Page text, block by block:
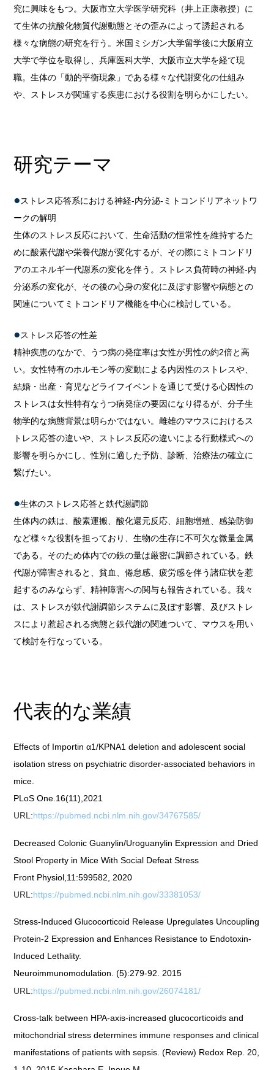
究に興味をもつ。大阪市立大学医学研究科（井上正康教授）に
て生体の抗酸化物質代謝動態とその歪みによって誘起される
様々な病態の研究を行う。米国ミシガン大学留学後に大阪府立
大学で学位を取得し、兵庫医科大学、大阪市立大学を経て現
職。生体の「動的平衡現象」である様々な代謝変化の仕組み
や、ストレスが関連する疾患における役割を明らかにしたい。
研究テーマ
ストレス応答系における神経-内分泌-ミトコンドリアネットワ
ークの解明
生体のストレス反応において、生命活動の恒常性を維持するた
めに酸素代謝や栄養代謝が変化するが、その際にミトコンドリ
アのエネルギー代謝系の変化を伴う。ストレス負荷時の神経-内
分泌系の変化が、その後の心身の変化に及ぼす影響や病態との
関連についてミトコンドリア機能を中心に検討している。
ストレス応答の性差
精神疾患のなかで、うつ病の発症率は女性が男性の約2倍と高
い。女性特有のホルモン等の変動による内因性のストレスや、
結婚・出産・育児などライフイベントを通じて受ける心因性の
ストレスは女性特有なうつ病発症の要因になり得るが、分子生
物学的な病態背景は明らかではない。雌雄のマウスにおけるス
トレス応答の違いや、ストレス反応の違いによる行動様式への
影響を明らかにし、性別に適した予防、診断、治療法の確立に
繋げたい。
生体のストレス応答と鉄代謝調節
生体内の鉄は、酸素運搬、酸化還元反応、細胞増殖、感染防御
など様々な役割を担っており、生物の生存に不可欠な微量金属
である。そのため体内での鉄の量は厳密に調節されている。鉄
代謝が障害されると、貧血、倦怠感、疲労感を伴う諸症状を惹
起するのみならず、精神障害への関与も報告されている。我々
は、ストレスが鉄代謝調節システムに及ぼす影響、及びストレ
スにより惹起される病態と鉄代謝の関連ついて、マウスを用い
て検討を行なっている。
代表的な業績
Effects of Importin α1/KPNA1 deletion and adolescent social
isolation stress on psychiatric disorder-associated behaviors in
mice.
PLoS One.16(11),2021
URL:https://pubmed.ncbi.nlm.nih.gov/34767585/
Decreased Colonic Guanylin/Uroguanylin Expression and Dried
Stool Property in Mice With Social Defeat Stress
Front Physiol,11:599582, 2020
URL:https://pubmed.ncbi.nlm.nih.gov/33381053/
Stress-Induced Glucocorticoid Release Upregulates Uncoupling
Protein-2 Expression and Enhances Resistance to Endotoxin-
Induced Lethality.
Neuroimmunomodulation. (5):279-92. 2015
URL:https://pubmed.ncbi.nlm.nih.gov/26074181/
Cross-talk between HPA-axis-increased glucocorticoids and
mitochondrial stress determines immune responses and clinical
manifestations of patients with sepsis. (Review) Redox Rep. 20,